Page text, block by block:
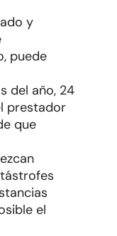
y
puede
del año, 24
prestador
que
el